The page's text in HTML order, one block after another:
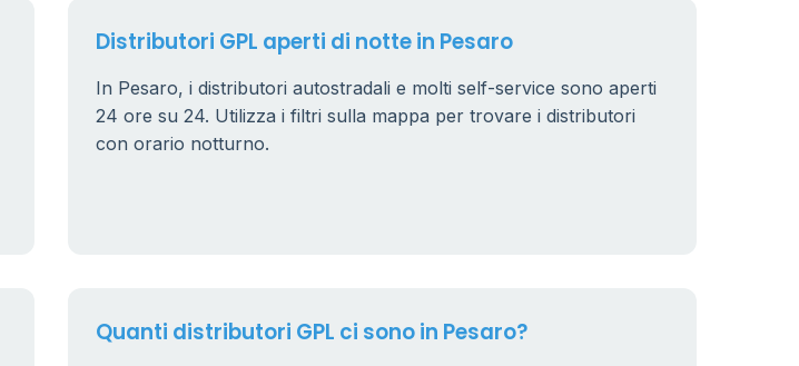
6
6
8
Distributori GPL aperti di notte in Pesaro
In Pesaro, i distributori autostradali e molti self-service sono aperti
24 ore su 24. Utilizza i filtri sulla mappa per trovare i distributori
con orario notturno.
Quanti distributori GPL ci sono in Pesaro?